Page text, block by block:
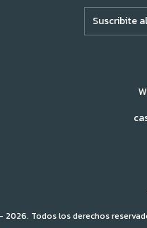
Todos los derechos